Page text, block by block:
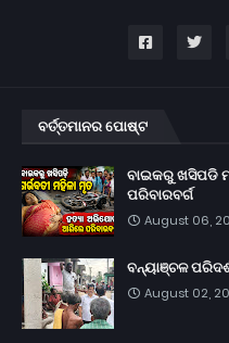
ବର୍ତ୍ତମାନର ପୋଷ୍ଟ
ବାଇକରୁ ଖସିପଡି
ପରିବାରବର୍ଗ
August 06,
ବନ୍ୟାଞ୍ଚଳ
August 02,